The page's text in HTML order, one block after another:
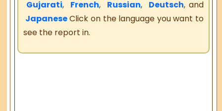
Gujarati, French, Russian, Deutsch, and
JapaneseClick on the language you want to
see the report in.